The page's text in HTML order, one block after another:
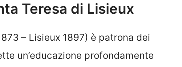
Teresa di Lisieux
– Lisieux 1897) è patrona dei
un’educazione profondamente